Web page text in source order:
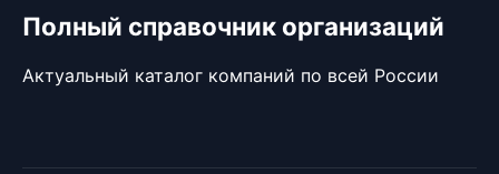
Полный справочник организаций
Актуальный каталог компаний по всей России